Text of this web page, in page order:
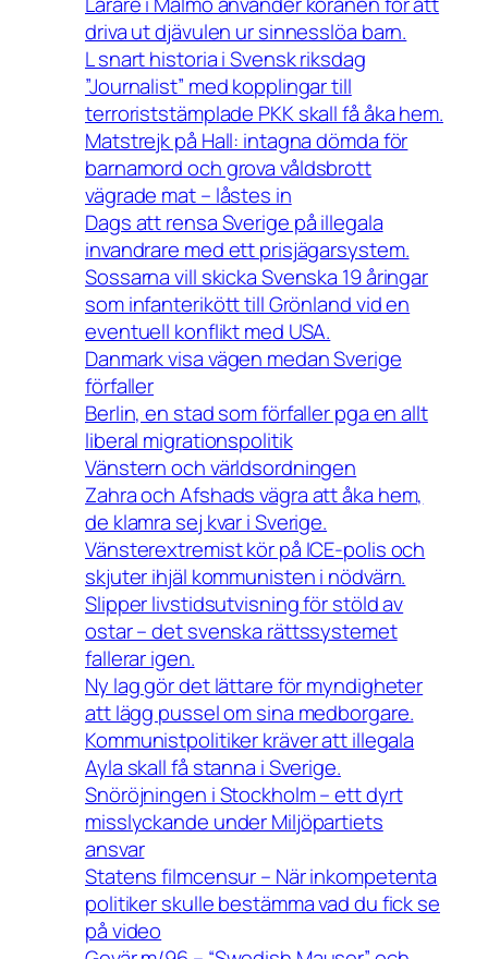
driva ut djävulen ur sinnesslöa barn.
L snart historia i Svensk riksdag
”Journalist” med kopplingar till
terroriststämplade PKK skall få åka hem.
Matstrejk på Hall: intagna dömda för
barnamord och grova våldsbrott
vägrade mat – låstes in
Dags att rensa Sverige på illegala
invandrare med ett prisjägarsystem.
Sossarna vill skicka Svenska 19 åringar
som infanterikött till Grönland vid en
eventuell konflikt med USA.
Danmark visa vägen medan Sverige
förfaller
Berlin, en stad som förfaller pga en allt
liberal migrationspolitik
Vänstern och världsordningen
Zahra och Afshads vägra att åka hem,
de klamra sej kvar i Sverige.
Vänsterextremist kör på ICE-polis och
skjuter ihjäl kommunisten i nödvärn.
Slipper livstidsutvisning för stöld av
ostar – det svenska rättssystemet
fallerar igen.
Ny lag gör det lättare för myndigheter
att lägg pussel om sina medborgare.
Kommunistpolitiker kräver att illegala
Ayla skall få stanna i Sverige.
Snöröjningen i Stockholm – ett dyrt
misslyckande under Miljöpartiets
ansvar
Statens filmcensur – När inkompetenta
politiker skulle bestämma vad du fick se
på video